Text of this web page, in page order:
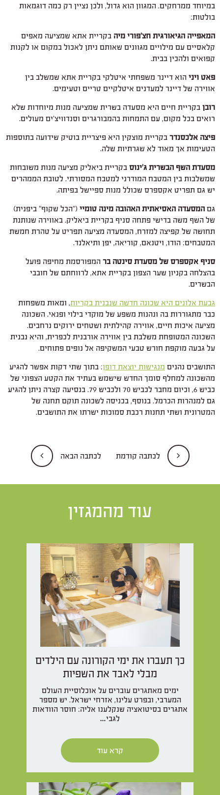
במיוחד ממרחקים. המגוון הוא גדול, ולכן נציין רק כמה דוגמאות
בולטות:
המאפייה הגיאורגית חצ'פורי מיה בקריית אתא שמציעה מאפים
קלאסיים עם מילויים מגוונים שאותם ניתן לאכול במקום או לקנות
קפואים ולהכין בבית.
פאט ויני הוא דיינר משפחתי איטלקי בקריית אתא שמשלב בין
אווירה של דיינר למעדנים איטלקיים טריים וטעימים.
רובן בקריית חיים היא מסעדה בשרית שמציעה מנות מיוחדות שלא
רואים בכל מקום, עם התמחות בהמבורגרים וסנדוויצ'ים מעולים.
פיצה אלכסנדר בקריית מוצקין היא פיצריית בוטיק שידועה בתוספות
הטעימות אך מאוד לא שגרתיות שלה.
מסעדת השף הבשרית ג'ינוס בקריית ביאליק מציעה מנות משובחות
שמשלבות בין המטבח המודרני למטבח המסורתי. לטובת הממהרים
יש גם תפריט אקספרס שכולל מנות ספיישל בפיתה.
גם המסעדה האסיאתית האהובה מינה טומיי ("הכל שקוף" ביפנית)
של השף משה בדישי פתחה סניף בקריית ביאליק. באווירה שנותנת
תחושה של קפיצה למזרח, המסעדה מציעה תפריט על טהרת חמשת
המטבחים: הודו, ויטנאם, קוריאה, יפן ותיאלנד.
סניף אקספרס של מסעדת סינטה בר המפורסמת מחיפה פועל
בהצלחה בקניון שער הצפון בקריית אתא, לרווחתם של חובבי
הבשרים.
גבעת אלונים היא שכונה חדשה שנבנית בקריות, ומאות משפחות
כבר מתגוררות בה ונהנות משפע של מוקדי בילוי ופנאי. השכונה
מציעה איכות חיים, אווירה קהילתית ושטחים ירוקים נרחבים.
השכונה המטופחת משלבת בין אווירה אורבנית לכפרית, והיא נבנית
על גבעה מוקפת חורש טבעי המשקיפה אל נופים פתוחים.
התושבים נהנים מנגישות יוצאת דופן: בתוך שתי דקות אפשר להגיע
מהשכונה למחלף סומך החדש שישמש בעתיד את הקטע הצפוני של
כביש 6, וכיום מחבר לכביש 70 ולכביש 79. בנסיעה קצרה ניתן להגיע
גם למנהרות הכרמל. בנוסף, בכניסה לשכונה תוקם תחנה של
המטרונית ושתי תחנות רכבת סמוכות ישרתו את התושבים.
לכתבה קודמת לכתבה הבאה
עוד מהמגזין
כך תעברו את ימי הקורונה עם הילדים
מבלי לאבד את השפיות
ימים מאתגרים עוברים על אוכלוסיית העולם
המערבי, ובפרט עלינו, אזרחי ישראל. יש מספר
אתגרים בסיטואציה שנקלענו אליה: חוסר הוודאות
לגבי…
קרא עוד